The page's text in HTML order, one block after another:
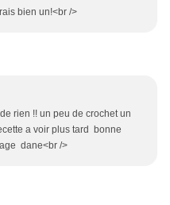
bien un!<br />
rien !! un peu de crochet un
a voir plus tard bonne
dane<br />